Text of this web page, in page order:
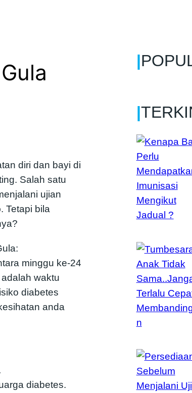
diri dan bayi di
Salah satu
ujian
Tetapi bila
minggu ke-24
waktu
diabetes
anda
diabetes.
|
|